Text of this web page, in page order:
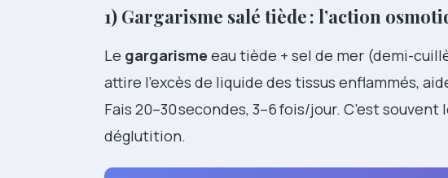
1) Gargarisme salé tiède : l’action
Le gargarisme eau tiède + sel de mer (demi-
attire l’excès de liquide des tissus enflammés,
Fais 20–30 secondes, 3–6 fois/jour. C’est
déglutition.